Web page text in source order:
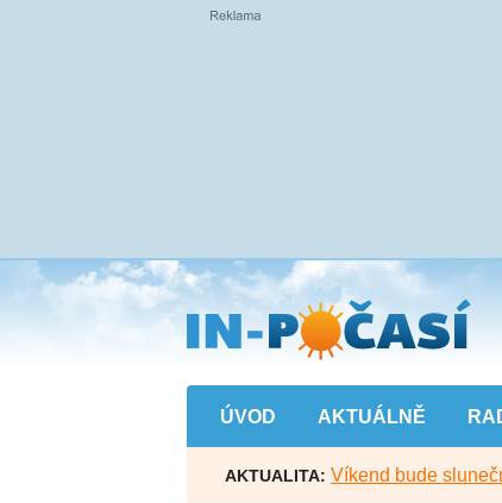
Přejít
na
hlavní
obsah
ÚVOD AKTUÁLNĚ
AKTUALITA: Víkend bude